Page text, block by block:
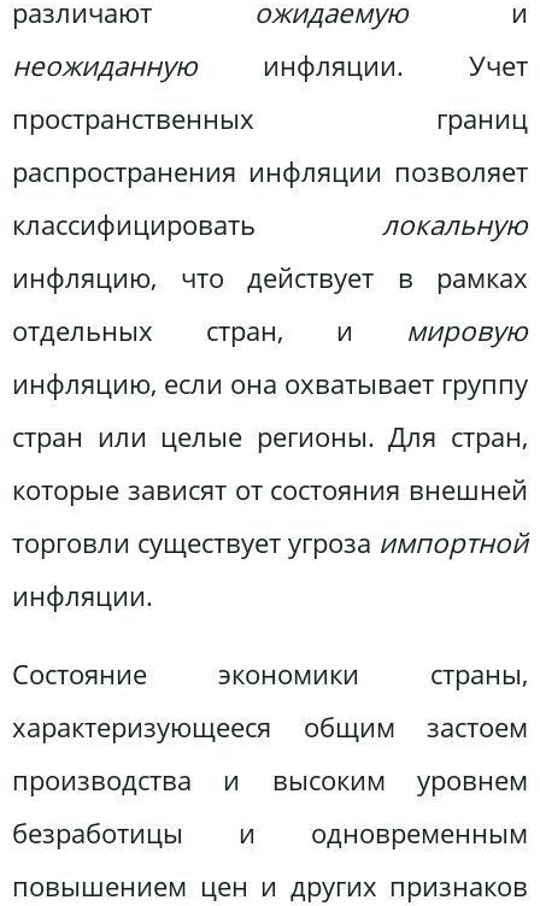
различают ожидаемую и
неожиданную инфляции. Учет
пространственных границ
распространения инфляции позволяет
классифицировать локальную
инфляцию, что действует в рамках
отдельных стран, и мировую
инфляцию, если она охватывает группу
стран или целые регионы. Для стран,
которые зависят от состояния внешней
торговли существует угроза импортной
инфляции.
Состояние экономики страны,
характеризующееся общим застоем
производства и высоким уровнем
безработицы и одновременным
повышением цен и других признаков